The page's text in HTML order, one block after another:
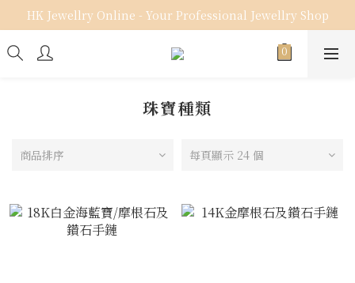
HK Jewellry Online - Your Professional Jewellry Shop
珠寶種類
商品排序 每頁顯示 24 個